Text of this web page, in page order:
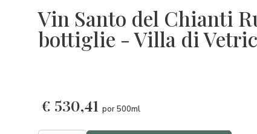
Vin Santo del Chianti
bottiglie - Villa di
€ 530,41 por 500ml